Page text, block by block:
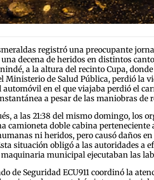
registró una preocupante
decena de heridos en distintos
a la altura del recinto Cupa,
Ministerio de Salud Pública, perdió la
automóvil en el que viajaba perdió el
a pesar de las maniobras de
a las 21:38 del mismo domingo, los
camioneta doble cabina
ni heridos, pero causó daños
situación obligó a las autoridades a
municipal ejecutaban las
de Seguridad ECU911 coordinó la